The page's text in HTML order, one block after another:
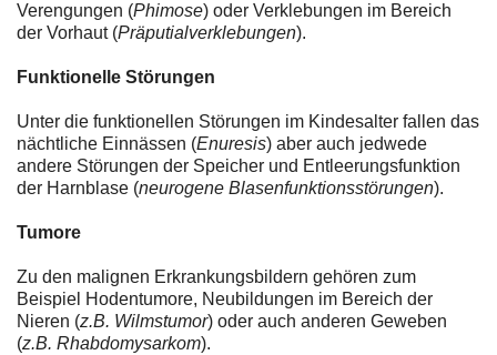
Verengungen (Phimose) oder Verklebungen im Bereich
der Vorhaut (Präputialverklebungen).
Funktionelle Störungen
Unter die funktionellen Störungen im Kindesalter fallen das
nächtliche Einnässen (Enuresis) aber auch jedwede
andere Störungen der Speicher und Entleerungsfunktion
der Harnblase (neurogene Blasenfunktionsstörungen).
Tumore
Zu den malignen Erkrankungsbildern gehören zum
Beispiel Hodentumore, Neubildungen im Bereich der
Nieren (z.B. Wilmstumor) oder auch anderen Geweben
(z.B. Rhabdomysarkom).